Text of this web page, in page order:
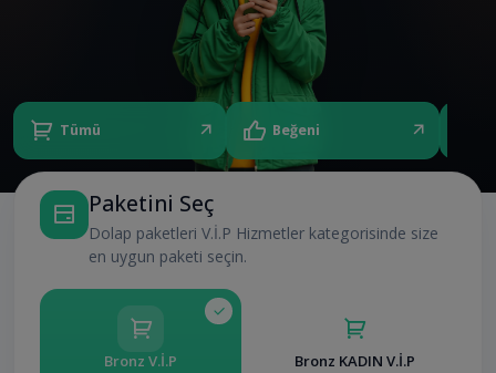
Tümü Beğeni
Paketini Seç
Dolap paketleri V.İ.P Hizmetler kategorisinde size
en uygun paketi seçin.
Bronz V.İ.P Bronz KADIN V.İ.P